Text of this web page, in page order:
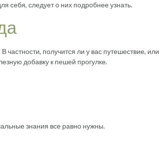
себя, следует о них подробнее узнать.
частности, получится ли у вас путешествие, или
добавку к пешей прогулке.
знания все равно нужны.